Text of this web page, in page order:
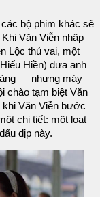
bộ phim khác sẽ
Văn Viễn nhập
Lộc thủ vai, một
Hiền) đưa anh
— nhưng máy
chào tạm biệt Văn
khi Văn Viễn bước
chi tiết: một loạt
dịp này.